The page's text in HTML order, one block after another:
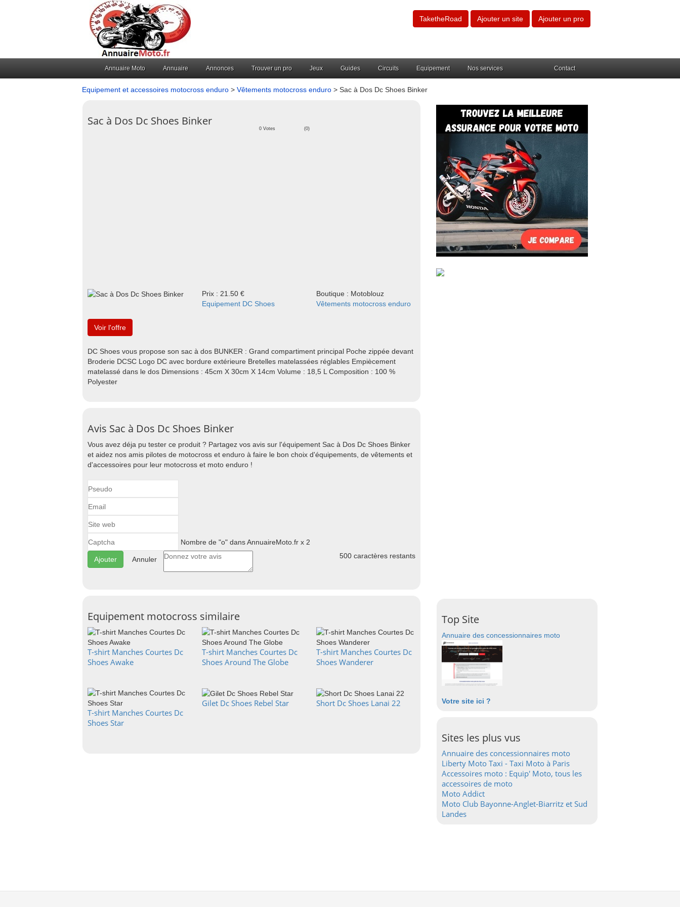
TaketheRoad Ajouter un site Ajouter un pro
Annuaire Moto Annuaire Annonces Trouver un pro Jeux Guides Circuits Equipement Nos services Contact
Equipement et accessoires motocross enduro > Vêtements motocross enduro > Sac à Dos Dc Shoes Binker
Sac à Dos Dc Shoes Binker
0 Votes (0)
Prix : 21.50 €
Boutique : Motoblouz
Equipement DC Shoes
Vêtements motocross enduro
Voir l'offre
DC Shoes vous propose son sac à dos BUNKER : Grand compartiment principal Poche zippée devant
Broderie DCSC Logo DC avec bordure extérieure Bretelles matelassées réglables Empiècement
matelassé dans le dos Dimensions : 45cm X 30cm X 14cm Volume : 18,5 L Composition : 100 %
Polyester
Avis Sac à Dos Dc Shoes Binker
Vous avez déja pu tester ce produit ? Partagez vos avis sur l'équipement Sac à Dos Dc Shoes Binker
et aidez nos amis pilotes de motocross et enduro à faire le bon choix d'équipements, de vêtements et
d'accessoires pour leur motocross et moto enduro !
Nombre de "o" dans AnnuaireMoto.fr x 2
Annuler 500 caractères restants
Equipement motocross similaire
T-shirt Manches Courtes Dc
Shoes Awake
T-shirt Manches Courtes Dc
Shoes Around The Globe
T-shirt Manches Courtes Dc
Shoes Wanderer
T-shirt Manches Courtes Dc
Shoes Star
Gilet Dc Shoes Rebel Star Short Dc Shoes Lanai 22
Top Site
Annuaire des concessionnaires moto
Votre site ici ?
Sites les plus vus
Annuaire des concessionnaires moto
Liberty Moto Taxi - Taxi Moto à Paris
Accessoires moto : Equip' Moto, tous les
accessoires de moto
Moto Addict
Moto Club Bayonne-Anglet-Biarritz et Sud
Landes